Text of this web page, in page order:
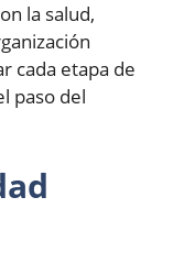
la salud,
cada etapa de
paso del